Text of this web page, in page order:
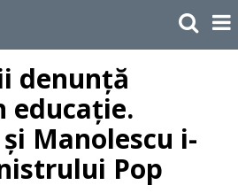
denunță
educație.
Manolescu i-
Pop